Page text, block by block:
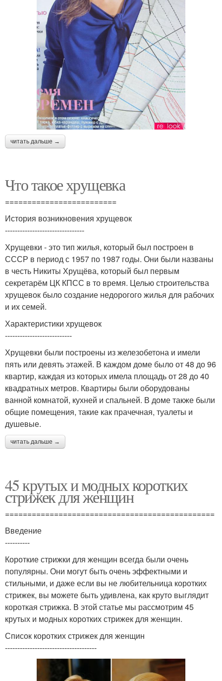
читать дальше →
Что такое хрущевка
=========================
История возникновения хрущевок
--------------------------------
Хрущевки - это тип жилья, который был построен в
СССР в период с 1957 по 1987 годы. Они были названы
в честь Никиты Хрущёва, который был первым
секретарём ЦК КПСС в то время. Целью строительства
хрущевок было создание недорогого жилья для рабочих
и их семей.
Характеристики хрущевок
---------------------------
Хрущевки были построены из железобетона и имели
пять или девять этажей. В каждом доме было от 48 до 96
квартир, каждая из которых имела площадь от 28 до 40
квадратных метров. Квартиры были оборудованы
ванной комнатой, кухней и спальней. В доме также были
общие помещения, такие как прачечная, туалеты и
душевые.
читать дальше →
45 крутых и модных коротких
стрижек для женщин
===============================================
Введение
----------
Короткие стрижки для женщин всегда были очень
популярны. Они могут быть очень эффектными и
стильными, и даже если вы не любительница коротких
стрижек, вы можете быть удивлена, как круто выглядит
короткая стрижка. В этой статье мы рассмотрим 45
крутых и модных коротких стрижек для женщин.
Список коротких стрижек для женщин
-------------------------------------